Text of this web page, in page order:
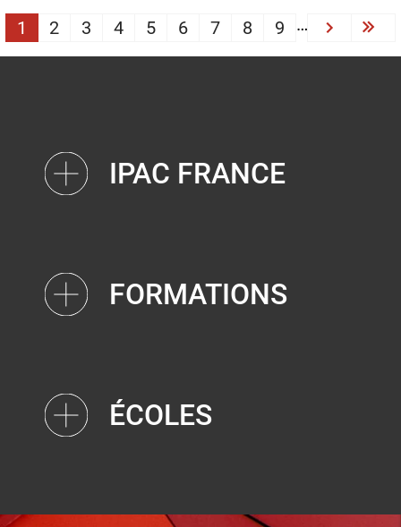
PAGINATION
1 2 3 4 5 6 7 8 9 …
Next ›
IPAC FRANCE
FORMATIONS
ÉCOLES